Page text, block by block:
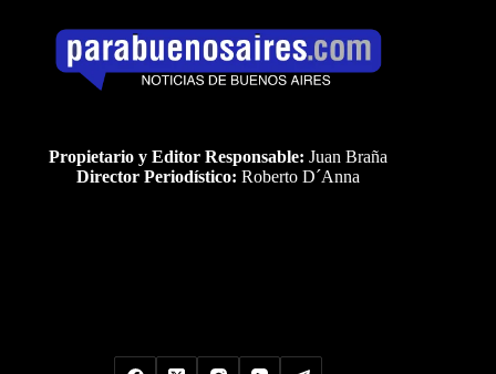
Propietario y Editor Responsable: Juan Braña
Director Periodístico: Roberto D´Anna